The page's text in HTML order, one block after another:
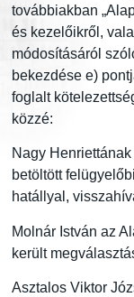
továbbiakban
és kezelőikről,
módosításáról
bekezdése e)
foglalt
közzé:
Nagy
betöltött
hatállyal,
Molnár István az
került
Asztalos Viktor